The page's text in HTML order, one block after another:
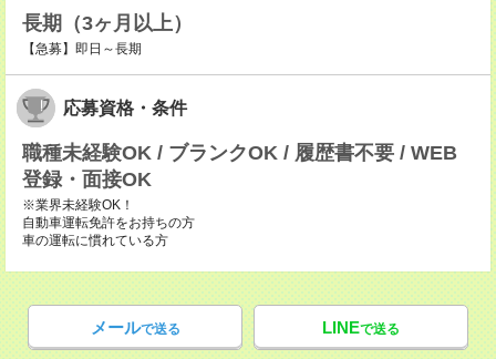
長期（3ヶ月以上）
【急募】即日～長期
応募資格・条件
職種未経験OK / ブランクOK / 履歴書不要 / WEB
登録・面接OK
※業界未経験OK！
自動車運転免許をお持ちの方
車の運転に慣れている方
メールで送る LINEで送る